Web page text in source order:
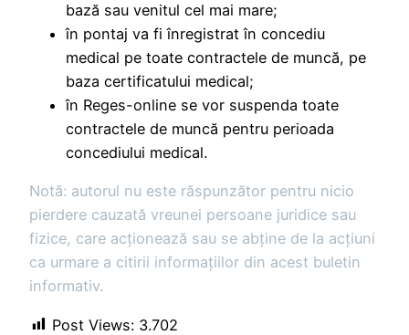
bază sau venitul cel mai mare;
în pontaj va fi înregistrat în concediu
medical pe toate contractele de muncă, pe
baza certificatului medical;
în Reges-online se vor suspenda toate
contractele de muncă pentru perioada
concediului medical.
Notă: autorul nu este răspunzător pentru nicio
pierdere cauzată vreunei persoane juridice sau
fizice, care acţionează sau se abţine de la acţiuni
ca urmare a citirii informaţiilor din acest buletin
informativ.
Post Views: 3.702